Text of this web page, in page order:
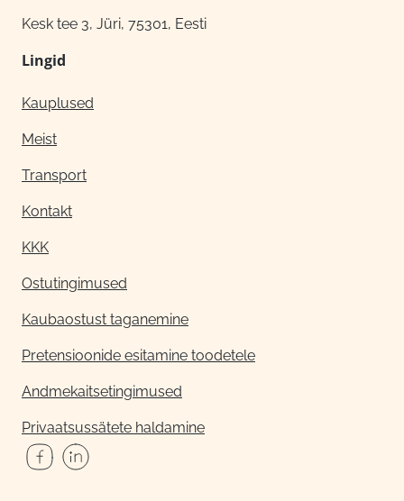
Kesk tee 3, Jüri, 75301, Eesti
Lingid
Kauplused
Meist
Transport
Kontakt
KKK
Ostutingimused
Kaubaostust taganemine
Pretensioonide esitamine toodetele
Andmekaitsetingimused
Privaatsussätete haldamine